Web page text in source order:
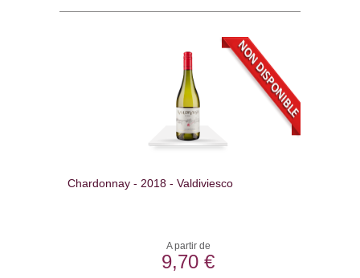
Chardonnay - 2018 - Valdiviesco
A partir de
9,70 €